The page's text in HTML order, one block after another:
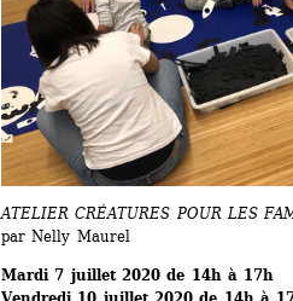
ATELIER CRÉATURES POUR LES
par Nelly Maurel
Mardi 7 juillet 2020 de 14h à 17h